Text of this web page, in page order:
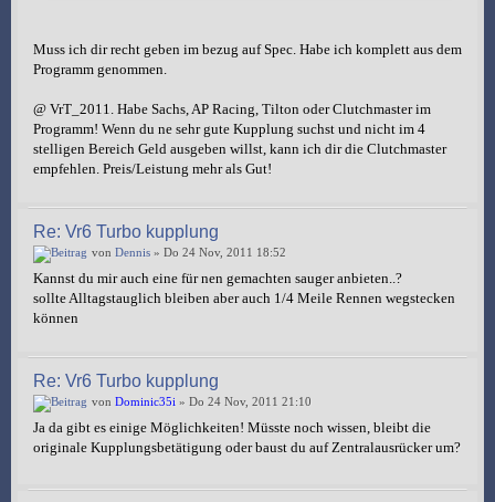
Muss ich dir recht geben im bezug auf Spec. Habe ich komplett aus dem
Programm genommen.
@ VrT_2011. Habe Sachs, AP Racing, Tilton oder Clutchmaster im
Programm! Wenn du ne sehr gute Kupplung suchst und nicht im 4
stelligen Bereich Geld ausgeben willst, kann ich dir die Clutchmaster
empfehlen. Preis/Leistung mehr als Gut!
Re: Vr6 Turbo kupplung
von Dennis » Do 24 Nov, 2011 18:52
Kannst du mir auch eine für nen gemachten sauger anbieten..?
sollte Alltagstauglich bleiben aber auch 1/4 Meile Rennen wegstecken
können
Re: Vr6 Turbo kupplung
von Dominic35i » Do 24 Nov, 2011 21:10
Ja da gibt es einige Möglichkeiten! Müsste noch wissen, bleibt die
originale Kupplungsbetätigung oder baust du auf Zentralausrücker um?